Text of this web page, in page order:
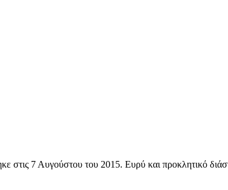
στις 7 Αυγούστου του 2015. Ευρύ και προκλητικό